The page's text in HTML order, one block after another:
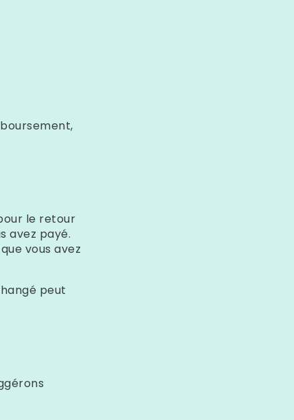
le retour
avez payé.
vous avez
peut